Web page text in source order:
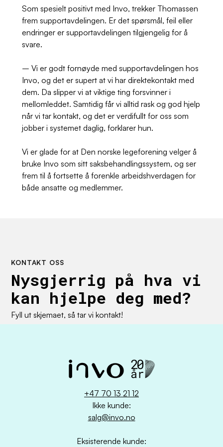
Som spesielt positivt med Invo, trekker Thomassen
frem supportavdelingen. Er det spørsmål, feil eller
endringer er supportavdelingen tilgjengelig for å
svare.
– Vi er godt fornøyde med supportavdelingen hos
Invo, og det er supert at vi har direktekontakt med
dem. Da slipper vi at viktige ting forsvinner i
mellomleddet. Samtidig får vi alltid rask og god hjelp
når vi tar kontakt, og det er verdifullt for oss som
jobber i systemet daglig, forklarer hun.
Vi er glade for at Den norske legeforening velger å
bruke Invo som sitt saksbehandlingssystem, og ser
frem til å fortsette å forenkle arbeidshverdagen for
både ansatte og medlemmer.
KONTAKT OSS
Nysgjerrig på hva vi
kan hjelpe deg med?
Fyll ut skjemaet, så tar vi kontakt!
+47 70 13 21 12
Ikke kunde:
salg@invo.no
Eksisterende kunde: